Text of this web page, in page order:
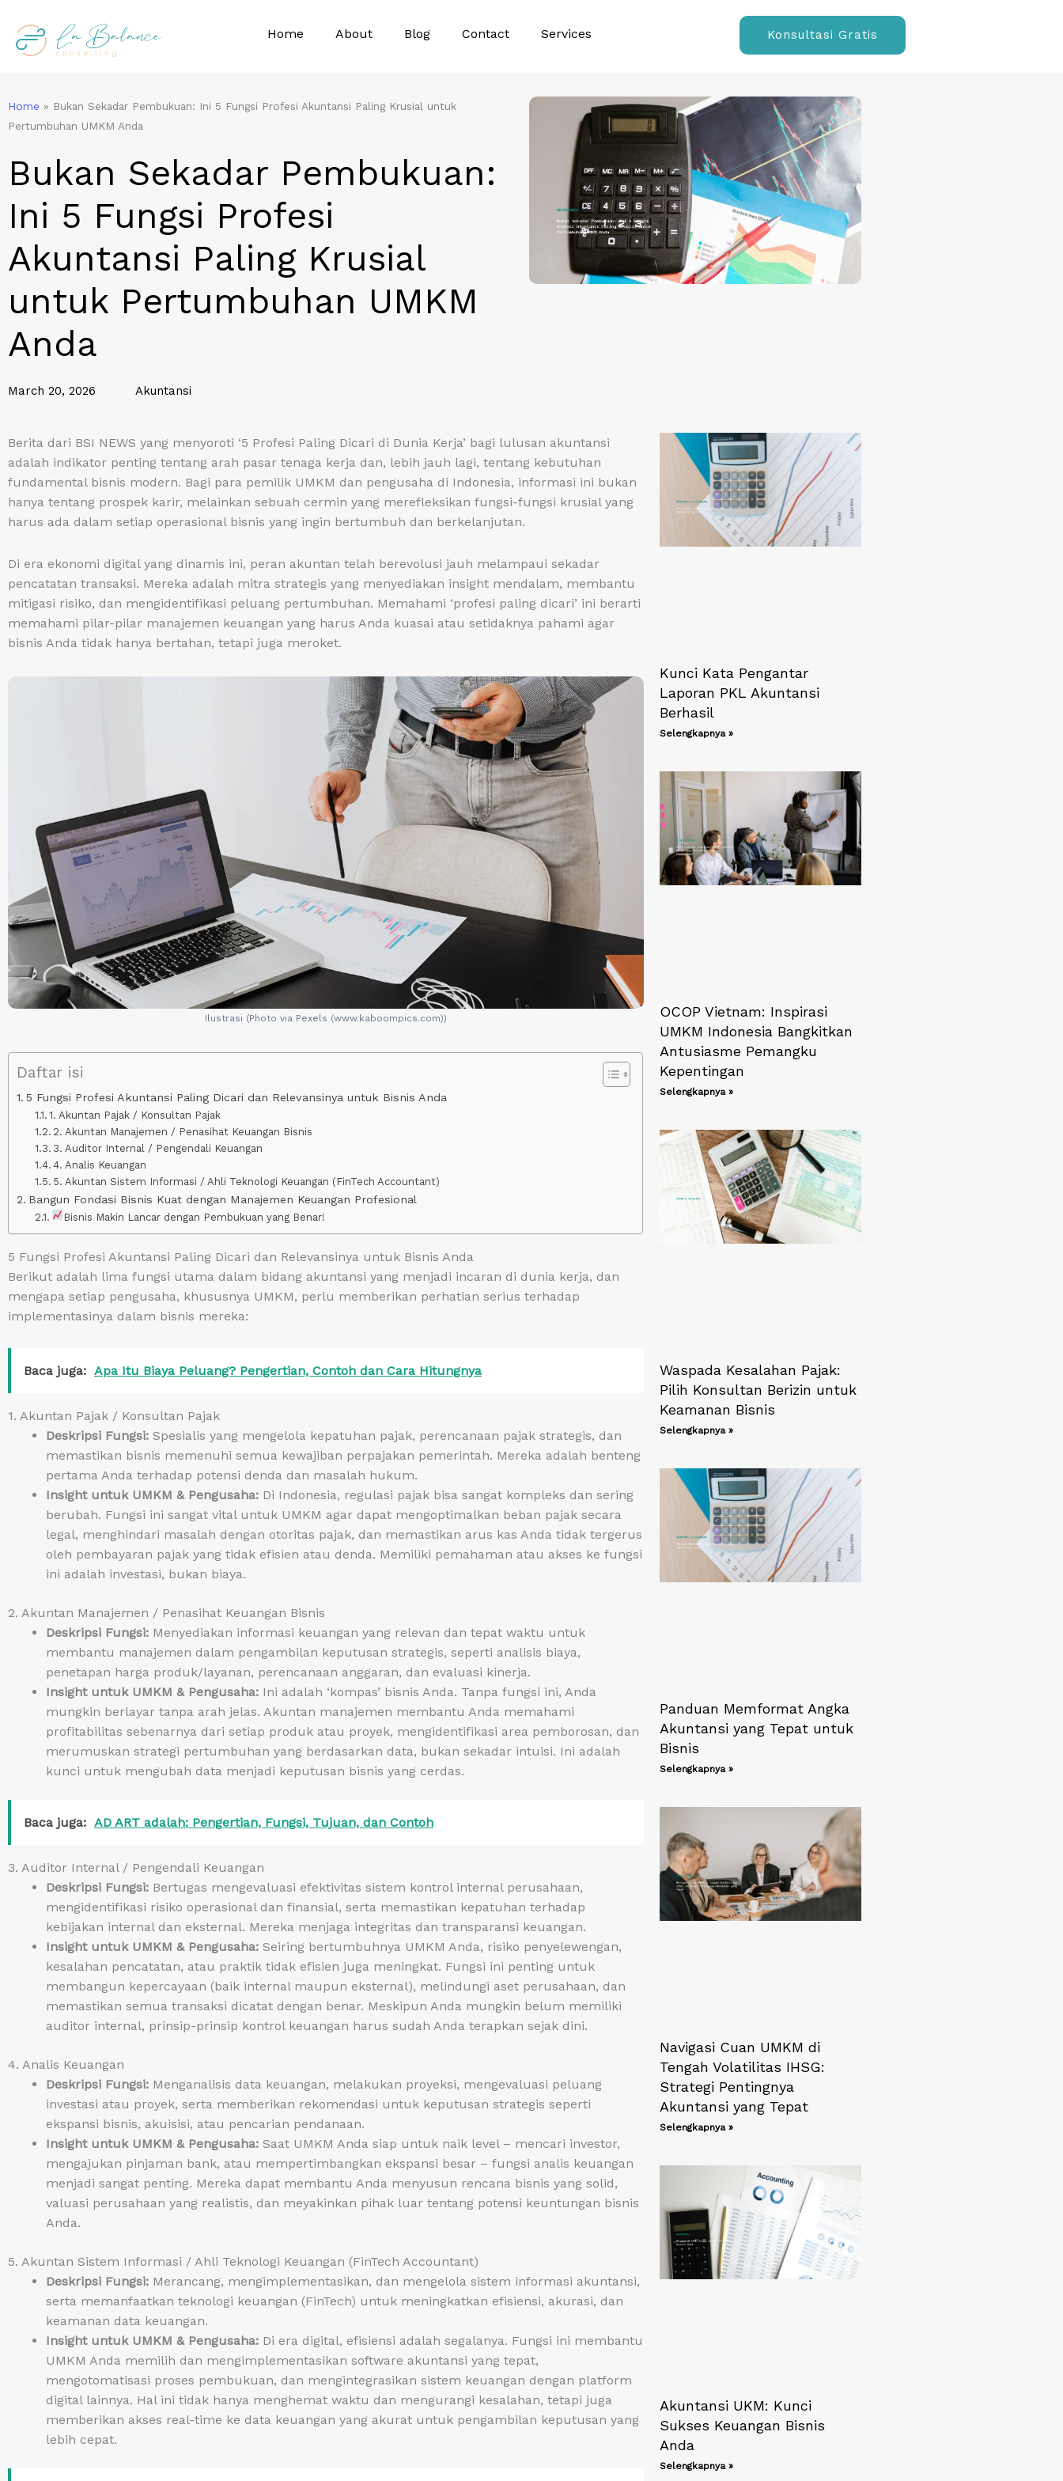
content
Home About Blog Contact Services Konsultasi Gratis
Home » Bukan Sekadar Pembukuan: Ini 5 Fungsi Profesi Akuntansi Paling Krusial untuk
Pertumbuhan UMKM Anda
Bukan Sekadar Pembukuan:
Ini 5 Fungsi Profesi
Akuntansi Paling Krusial
untuk Pertumbuhan UMKM
Anda
March 20, 2026 Akuntansi
Berita dari BSI NEWS yang menyoroti ‘5 Profesi Paling Dicari di Dunia Kerja’ bagi lulusan akuntansi
adalah indikator penting tentang arah pasar tenaga kerja dan, lebih jauh lagi, tentang kebutuhan
fundamental bisnis modern. Bagi para pemilik UMKM dan pengusaha di Indonesia, informasi ini bukan
hanya tentang prospek karir, melainkan sebuah cermin yang merefleksikan fungsi-fungsi krusial yang
harus ada dalam setiap operasional bisnis yang ingin bertumbuh dan berkelanjutan.
Di era ekonomi digital yang dinamis ini, peran akuntan telah berevolusi jauh melampaui sekadar
pencatatan transaksi. Mereka adalah mitra strategis yang menyediakan insight mendalam, membantu
mitigasi risiko, dan mengidentifikasi peluang pertumbuhan. Memahami ‘profesi paling dicari’ ini berarti
memahami pilar-pilar manajemen keuangan yang harus Anda kuasai atau setidaknya pahami agar
bisnis Anda tidak hanya bertahan, tetapi juga meroket.
Ilustrasi (Photo via Pexels (www.kaboompics.com))
Daftar isi
5 Fungsi Profesi Akuntansi Paling Dicari dan Relevansinya untuk Bisnis Anda
1. Akuntan Pajak / Konsultan Pajak
2. Akuntan Manajemen / Penasihat Keuangan Bisnis
3. Auditor Internal / Pengendali Keuangan
4. Analis Keuangan
5. Akuntan Sistem Informasi / Ahli Teknologi Keuangan (FinTech Accountant)
Bangun Fondasi Bisnis Kuat dengan Manajemen Keuangan Profesional
Bisnis Makin Lancar dengan Pembukuan yang Benar!
5 Fungsi Profesi Akuntansi Paling Dicari dan Relevansinya untuk Bisnis Anda
Berikut adalah lima fungsi utama dalam bidang akuntansi yang menjadi incaran di dunia kerja, dan
mengapa setiap pengusaha, khususnya UMKM, perlu memberikan perhatian serius terhadap
implementasinya dalam bisnis mereka:
Baca juga: Apa Itu Biaya Peluang? Pengertian, Contoh dan Cara Hitungnya
1. Akuntan Pajak / Konsultan Pajak
Deskripsi Fungsi: Spesialis yang mengelola kepatuhan pajak, perencanaan pajak strategis, dan
memastikan bisnis memenuhi semua kewajiban perpajakan pemerintah. Mereka adalah benteng
pertama Anda terhadap potensi denda dan masalah hukum.
Insight untuk UMKM & Pengusaha: Di Indonesia, regulasi pajak bisa sangat kompleks dan sering
berubah. Fungsi ini sangat vital untuk UMKM agar dapat mengoptimalkan beban pajak secara
legal, menghindari masalah dengan otoritas pajak, dan memastikan arus kas Anda tidak tergerus
oleh pembayaran pajak yang tidak efisien atau denda. Memiliki pemahaman atau akses ke fungsi
ini adalah investasi, bukan biaya.
2. Akuntan Manajemen / Penasihat Keuangan Bisnis
Deskripsi Fungsi: Menyediakan informasi keuangan yang relevan dan tepat waktu untuk
membantu manajemen dalam pengambilan keputusan strategis, seperti analisis biaya,
penetapan harga produk/layanan, perencanaan anggaran, dan evaluasi kinerja.
Insight untuk UMKM & Pengusaha: Ini adalah ‘kompas’ bisnis Anda. Tanpa fungsi ini, Anda
mungkin berlayar tanpa arah jelas. Akuntan manajemen membantu Anda memahami
profitabilitas sebenarnya dari setiap produk atau proyek, mengidentifikasi area pemborosan, dan
merumuskan strategi pertumbuhan yang berdasarkan data, bukan sekadar intuisi. Ini adalah
kunci untuk mengubah data menjadi keputusan bisnis yang cerdas.
Baca juga: AD ART adalah: Pengertian, Fungsi, Tujuan, dan Contoh
3. Auditor Internal / Pengendali Keuangan
Deskripsi Fungsi: Bertugas mengevaluasi efektivitas sistem kontrol internal perusahaan,
mengidentifikasi risiko operasional dan finansial, serta memastikan kepatuhan terhadap
kebijakan internal dan eksternal. Mereka menjaga integritas dan transparansi keuangan.
Insight untuk UMKM & Pengusaha: Seiring bertumbuhnya UMKM Anda, risiko penyelewengan,
kesalahan pencatatan, atau praktik tidak efisien juga meningkat. Fungsi ini penting untuk
membangun kepercayaan (baik internal maupun eksternal), melindungi aset perusahaan, dan
memastikan semua transaksi dicatat dengan benar. Meskipun Anda mungkin belum memiliki
auditor internal, prinsip-prinsip kontrol keuangan harus sudah Anda terapkan sejak dini.
4. Analis Keuangan
Deskripsi Fungsi: Menganalisis data keuangan, melakukan proyeksi, mengevaluasi peluang
investasi atau proyek, serta memberikan rekomendasi untuk keputusan strategis seperti
ekspansi bisnis, akuisisi, atau pencarian pendanaan.
Insight untuk UMKM & Pengusaha: Saat UMKM Anda siap untuk naik level – mencari investor,
mengajukan pinjaman bank, atau mempertimbangkan ekspansi besar – fungsi analis keuangan
menjadi sangat penting. Mereka dapat membantu Anda menyusun rencana bisnis yang solid,
valuasi perusahaan yang realistis, dan meyakinkan pihak luar tentang potensi keuntungan bisnis
Anda.
5. Akuntan Sistem Informasi / Ahli Teknologi Keuangan (FinTech Accountant)
Deskripsi Fungsi: Merancang, mengimplementasikan, dan mengelola sistem informasi akuntansi,
serta memanfaatkan teknologi keuangan (FinTech) untuk meningkatkan efisiensi, akurasi, dan
keamanan data keuangan.
Insight untuk UMKM & Pengusaha: Di era digital, efisiensi adalah segalanya. Fungsi ini membantu
UMKM Anda memilih dan mengimplementasikan software akuntansi yang tepat,
mengotomatisasi proses pembukuan, dan mengintegrasikan sistem keuangan dengan platform
digital lainnya. Hal ini tidak hanya menghemat waktu dan mengurangi kesalahan, tetapi juga
memberikan akses real-time ke data keuangan yang akurat untuk pengambilan keputusan yang
lebih cepat.
Kunci Kata Pengantar
Laporan PKL Akuntansi
Berhasil
Selengkapnya »
OCOP Vietnam: Inspirasi
UMKM Indonesia Bangkitkan
Antusiasme Pemangku
Kepentingan
Selengkapnya »
Waspada Kesalahan Pajak:
Pilih Konsultan Berizin untuk
Keamanan Bisnis
Selengkapnya »
Panduan Memformat Angka
Akuntansi yang Tepat untuk
Bisnis
Selengkapnya »
Navigasi Cuan UMKM di
Tengah Volatilitas IHSG:
Strategi Pentingnya
Akuntansi yang Tepat
Selengkapnya »
Akuntansi UKM: Kunci
Sukses Keuangan Bisnis
Anda
Selengkapnya »